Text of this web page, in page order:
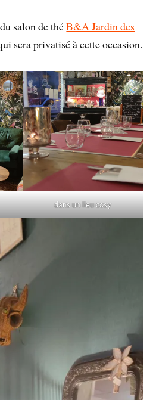
salon de théB&A Jardin des
sera privatisé à cette occasion.
dans un lieu cosy